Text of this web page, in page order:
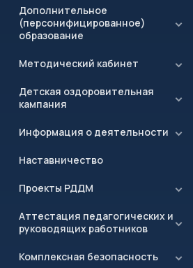
Дополнительное
(персонифицированное)
образование
Методический кабинет
Детская оздоровительная
кампания
Информация о деятельности
Наставничество
Проекты РДДМ
Аттестация педагогических и
руководящих работников
Комплексная безопасность